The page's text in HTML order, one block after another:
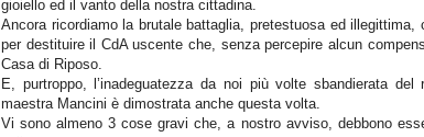
gioiello ed il vanto della nostra cittadina.
Ancora ricordiamo la brutale battaglia, pretestuosa ed
per destituire il CdA uscente che, senza percepire alcun
Casa di Riposo.
E, purtroppo, l’inadeguatezza da noi più volte sbandierata
maestra Mancini è dimostrata anche questa volta.
Vi sono almeno 3 cose gravi che, a nostro avviso, debbono